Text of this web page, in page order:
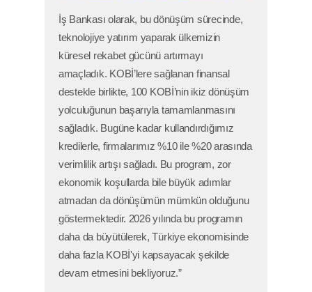
İş Bankası olarak, bu dönüşüm sürecinde,
teknolojiye yatırım yaparak ülkemizin
küresel rekabet gücünü artırmayı
amaçladık. KOBİ’lere sağlanan finansal
destekle birlikte, 100 KOBİ’nin ikiz dönüşüm
yolculuğunun başarıyla tamamlanmasını
sağladık. Bugüne kadar kullandırdığımız
kredilerle, firmalarımız %10 ile %20 arasında
verimlilik artışı sağladı. Bu program, zor
ekonomik koşullarda bile büyük adımlar
atmadan da dönüşümün mümkün olduğunu
göstermektedir. 2026 yılında bu programın
daha da büyütülerek, Türkiye ekonomisinde
daha fazla KOBİ'yi kapsayacak şekilde
devam etmesini bekliyoruz.”